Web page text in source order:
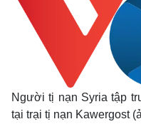
Người tị nạn Syria tập
tại trại tị nạn Kawergost